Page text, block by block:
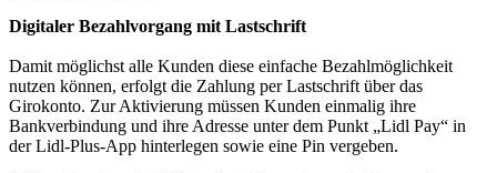
Digitaler Bezahlvorgang mit Lastschrift
Damit möglichst alle Kunden diese einfache Bezahlmöglichkeit
nutzen können, erfolgt die Zahlung per Lastschrift über das
Girokonto. Zur Aktivierung müssen Kunden einmalig ihre
Bankverbindung und ihre Adresse unter dem Punkt „Lidl Pay“ in
der Lidl-Plus-App hinterlegen sowie eine Pin vergeben.